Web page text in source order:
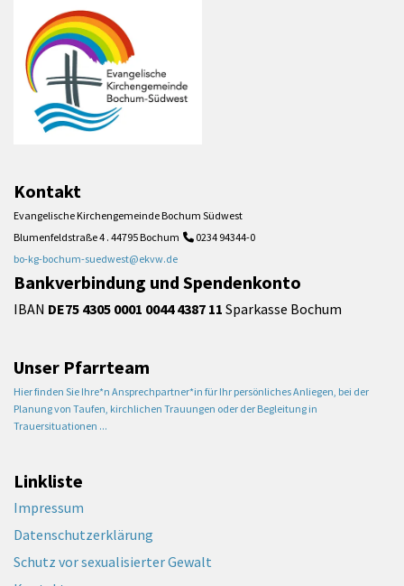
Kontakt
Evangelische Kirchengemeinde Bochum Südwest
Blumenfeldstraße 4 . 44795 Bochum  0234 94344-0
bo-kg-bochum-suedwest@ekvw.de
Bankverbindung und Spendenkonto
IBAN DE75 4305 0001 0044 4387 11 Sparkasse Bochum
Unser Pfarrteam
Hier finden Sie Ihre*n Ansprechpartner*in für Ihr persönliches Anliegen, bei der
Planung von Taufen, kirchlichen Trauungen oder der Begleitung in
Trauersituationen ...
Linkliste
Impressum
Datenschutzerklärung
Schutz vor sexualisierter Gewalt